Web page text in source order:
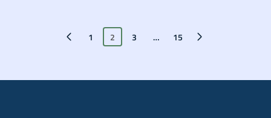
Pagina precedente
1 2 3 … 15
Pagina successiva